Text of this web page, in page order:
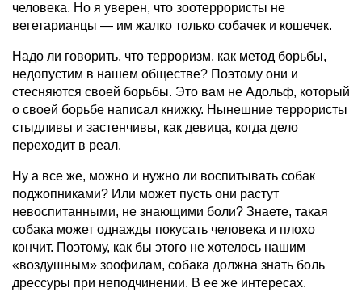
человека. Но я уверен, что зоотеррористы не
вегетарианцы — им жалко только собачек и кошечек.
Надо ли говорить, что терроризм, как метод борьбы,
недопустим в нашем обществе? Поэтому они и
стесняются своей борьбы. Это вам не Адольф, который
о своей борьбе написал книжку. Нынешние террористы
стыдливы и застенчивы, как девица, когда дело
переходит в реал.
Ну а все же, можно и нужно ли воспитывать собак
поджопниками? Или может пусть они растут
невоспитанными, не знающими боли? Знаете, такая
собака может однажды покусать человека и плохо
кончит. Поэтому, как бы этого не хотелось нашим
«воздушным» зоофилам, собака должна знать боль
дрессуры при неподчинении. В ее же интересах.